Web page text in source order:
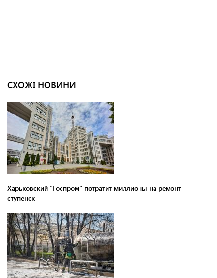
СХОЖІ НОВИНИ
Харьковский "Госпром" потратит миллионы на ремонт
ступенек